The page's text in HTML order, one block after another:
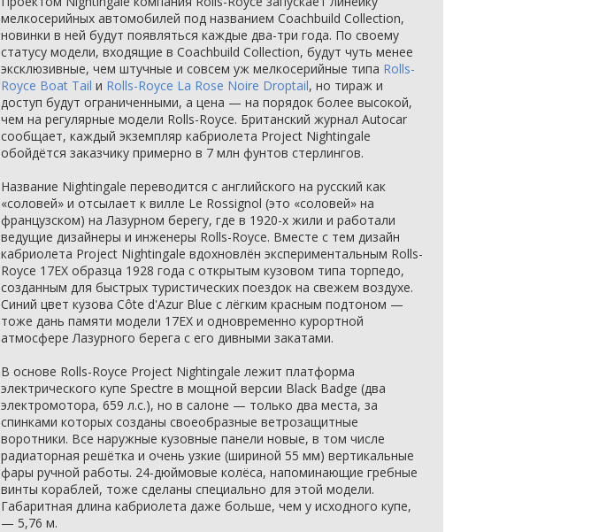
мелкосерийных автомобилей под названием Coachbuild Collection,
новинки в ней будут появляться каждые два-три года. По своему
статусу модели, входящие в Coachbuild Collection, будут чуть менее
эксклюзивные, чем штучные и совсем уж мелкосерийные типа Rolls-
Royce Boat Tail и Rolls-Royce La Rose Noire Droptail, но тираж и
доступ будут ограниченными, а цена — на порядок более высокой,
чем на регулярные модели Rolls-Royce. Британский журнал Autocar
сообщает, каждый экземпляр кабриолета Project Nightingale
обойдётся заказчику примерно в 7 млн фунтов стерлингов.
Название Nightingale переводится с английского на русский как
«соловей» и отсылает к вилле Le Rossignol (это «соловей» на
французском) на Лазурном берегу, где в 1920-х жили и работали
ведущие дизайнеры и инженеры Rolls-Royce. Вместе с тем дизайн
кабриолета Project Nightingale вдохновлён экспериментальным Rolls-
Royce 17EX образца 1928 года с открытым кузовом типа торпедо,
созданным для быстрых туристических поездок на свежем воздухе.
Синий цвет кузова Côte d'Azur Blue с лёгким красным подтоном —
тоже дань памяти модели 17EX и одновременно курортной
атмосфере Лазурного берега с его дивными закатами.
В основе Rolls-Royce Project Nightingale лежит платформа
электрического купе Spectre в мощной версии Black Badge (два
электромотора, 659 л.с.), но в салоне — только два места, за
спинками которых созданы своеобразные ветрозащитные
воротники. Все наружные кузовные панели новые, в том числе
радиаторная решётка и очень узкие (шириной 55 мм) вертикальные
фары ручной работы. 24-дюймовые колёса, напоминающие гребные
винты кораблей, тоже сделаны специально для этой модели.
Габаритная длина кабриолета даже больше, чем у исходного купе,
— 5,76 м.